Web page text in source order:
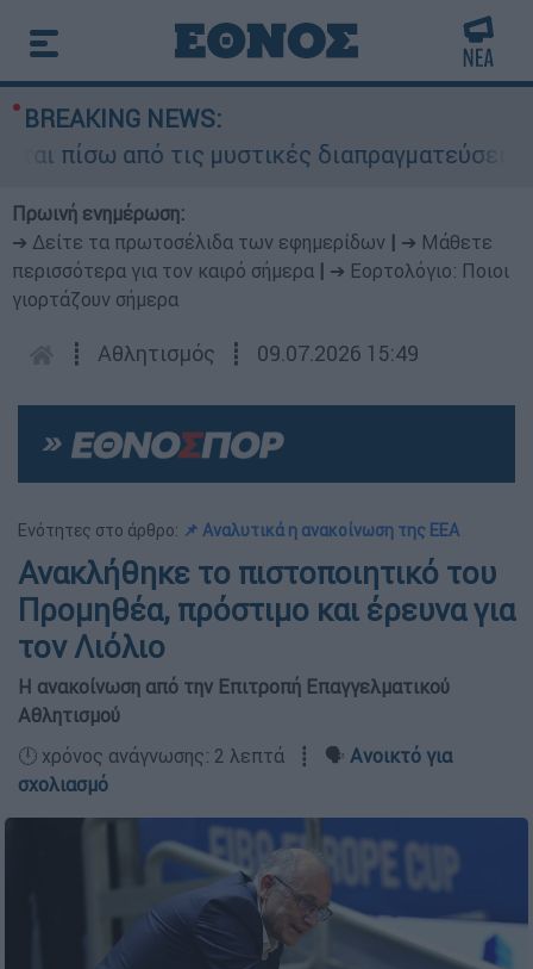
BREAKING NEWS:
από τις μυστικές διαπραγματεύσεις και
Πρωινή ενημέρωση:
➔ Δείτε τα πρωτοσέλιδα των εφημερίδων
➔ Μάθετε
περισσότερα για τον καιρό σήμερα
➔ Εορτολόγιο: Ποιοι
γιορτάζουν σήμερα
┋ Αθλητισμός ┋ 09.07.2026 15:49
Ενότητες στο άρθρο: 📌 Aναλυτικά η ανακοίνωση της ΕΕΑ
Ανακλήθηκε το πιστοποιητικό του
Προμηθέα, πρόστιμο και έρευνα για
τον Λιόλιο
Η ανακοίνωση από την Επιτροπή Επαγγελματικού
Αθλητισμού
🕛 χρόνος ανάγνωσης: 2 λεπτά ┋ 🗣️ Ανοικτό για
σχολιασμό